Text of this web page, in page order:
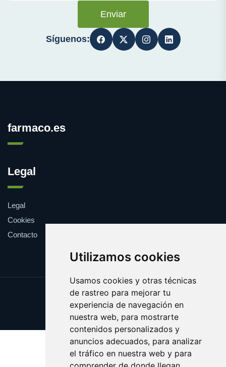
Utilizamos cookies
Usamos cookies y otras técnicas
de rastreo para mejorar tu
experiencia de navegación en
nuestra web, para mostrarte
contenidos personalizados y
anuncios adecuados, para analizar
el tráfico en nuestra web y para
Enviar
Síguenos:
farmaco.es
Legal
Legal
Cookies
Contacto
Update cookies preferences
Copyright © 2025 farmaco.es